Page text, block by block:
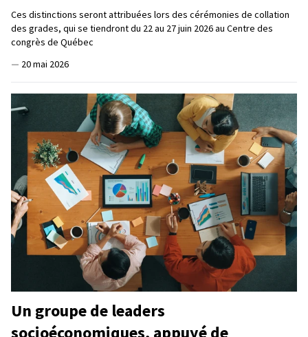
Ces distinctions seront attribuées lors des cérémonies de collation
des grades, qui se tiendront du 22 au 27 juin 2026 au Centre des
congrès de Québec
— 20 mai 2026
Un groupe de leaders
socioéconomiques, appuyé de